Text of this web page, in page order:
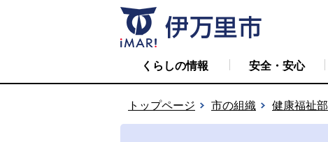
くらしの情報 安全・安心
トップページ 市の組織 健康福祉部